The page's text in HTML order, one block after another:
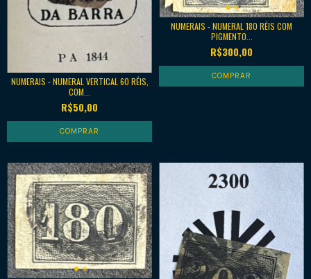
NUMERAIS - NUMERAL VERTICAL 60 RÉIS,
COM...
R$50,00
NUMERAIS - NUMERAL 180 RÉIS COM
PIGMENTO...
R$300,00